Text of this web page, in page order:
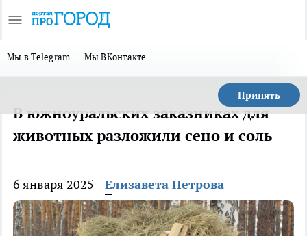
Мы в Telegram Мы ВКонтакте
Принять
В южноуральских заказниках для
животных разложили сено и соль
6 января 2025 Елизавета Петрова